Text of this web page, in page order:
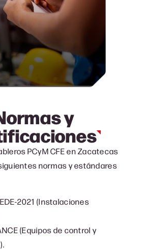
y
PCyM CFE en Zacatecas
normas y estándares
2021 (Instalaciones
(Equipos de control y